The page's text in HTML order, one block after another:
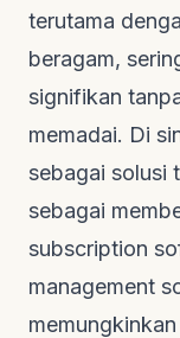
terutama
beragam,
signifikan
memadai. Di
sebagai solusi
sebagai
subscription
management